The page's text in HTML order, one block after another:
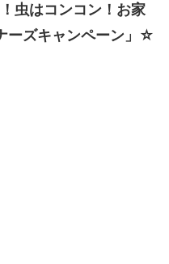
虫はコンコン！お家
ーズキャンペーン」☆